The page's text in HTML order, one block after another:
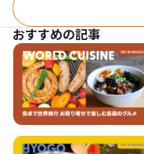
おすすめの記事